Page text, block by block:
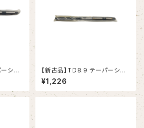
【新古品】TD8.9 テーパーシャ
¥1,226